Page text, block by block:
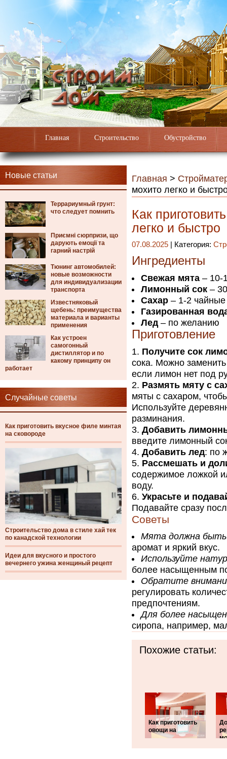
Главная Строительство Обустройство
Новые статьи
Террариумный грунт:
что следует помнить
Приємні сюрпризи, що
дарують емоції та
гарний настрій
Тюнинг автомобилей:
новые возможности
для индивидуализации
транспорта
Известняковый
щебень: преимущества
материала и варианты
применения
Как устроен
самогонный
дистиллятор и по
какому принципу он
работает
Случайные советы
Как приготовить вкусное филе минтая
на сковороде
Строительство дома в стиле хай тек
по канадской технологии
Идеи для вкусного и простого
вечернего ужина женщиный рецепт
Главная >
мохито легко и
Как
легко и быстро
07.08.2025 | Категория:
Ингредиенты
Свежая мята – 10-
Лимонный сок –
Сахар – 1-2
Газированная
Лед– по желанию
Приготовление
Получите сок
сока. Можно
если лимон нет под
Размять мяту с
мяты с сахаром,
Используйте
разминания.
Добавить
введите лимонный
Добавить лед: по
Рассмешать и
содержимое ложкой
воду.
Украсьте и
Подавайте сразу
Советы
Мята должна быть
аромат и яркий вкус.
Используйте
более насыщенным
Обратите
регулировать
предпочтениям.
Для более
сиропа, например,
Похожие статьи:
Как приготовить
овощи на